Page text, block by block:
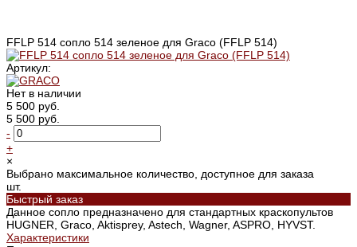
FFLP 514 сопло 514 зеленое для Graco (FFLP 514)
Артикул:
Нет в наличии
5 500 руб.
5 500 руб.
-
+
×
Выбрано максимальное количество, доступное для заказа
шт.
Быстрый заказ
Данное сопло предназначено для стандартных краскопультов
HUGNER, Graco, Aktisprey, Astech, Wagner, ASPRO, HYVST.
Характеристики